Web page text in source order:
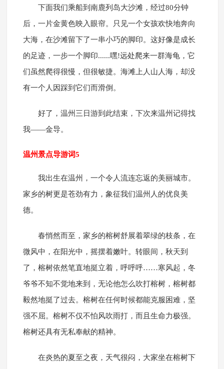
下面我们乘船到南鹿列岛大沙滩，经过80分钟
后，一片金黄色映入眼帘。只见一个女孩欢快地奔向
大海，在沙滩留下了一串小巧的脚印。这好像是成长
的足迹，一步一个脚印......嘿!远处爬来一群海龟，它
们虽然爬得很慢，但很敏捷。海滩上人山人海，却没
有一个人因踩到它们而滑倒。
好了，温州三日游到此结束，下次来温州记得找
我——金导。
温州景点导游词5
我出生在温州，一个令人流连忘返的美丽城市。
家乡的树更是苍劲有力，象征我们温州人的优良美
德。
春悄然而至，家乡的榕树舒展着翠绿的枝条，在
微风中，在阳光中，摇摆着嫩叶。转眼间，秋天到
了，榕树依然笔直地挺立着，呼呼呼……寒风起，冬
爷爷不知不觉地来到，无论他怎么吹打榕树，榕树都
毅然地挺了过去。榕树在任何时候都能克服困难，坚
强不屈。榕树不仅不怕风吹雨打，而且生命力极强。
榕树还具有无私奉献的精神。
在炎热的夏至之夜，天气很闷，大家坐在榕树下